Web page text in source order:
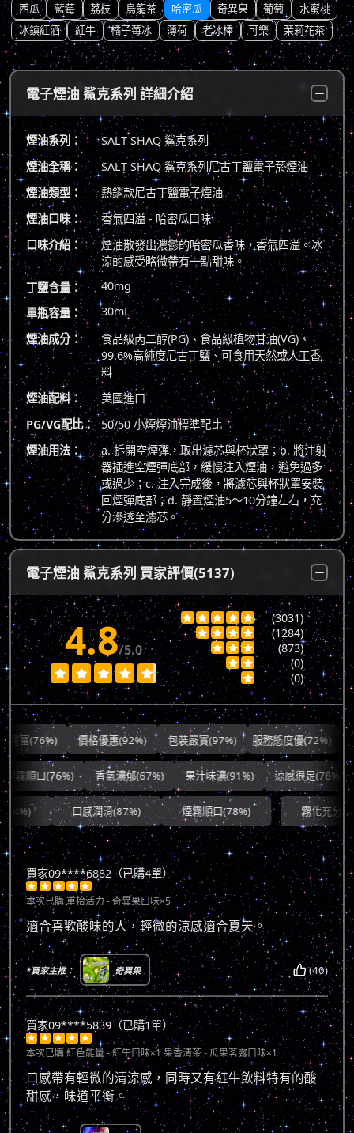
西瓜
藍莓 荔枝 烏龍茶 哈密瓜 奇異果 葡萄
水蜜桃
冰鎮紅酒
紅牛 橘子莓冰 薄荷 老冰棒 可樂 茉莉花茶
電子煙油 鯊克系列 詳細介紹
煙油系列：
SALT SHAQ 鯊克系列
煙油全稱：
SALT SHAQ 鯊克系列尼古丁鹽電子菸煙油
煙油類型：
熱銷款尼古丁鹽電子煙油
煙油口味：
香氣四溢 - 哈密瓜口味
口味介紹：
煙油散發出濃鬱的哈密瓜香味，香氣四溢。冰
涼的感受略微帶有一點甜味。
丁鹽含量：
40mg
單瓶容量：
30mL
煙油成分：
食品級丙二醇(PG)、食品級植物甘油(VG)、
99.6%高純度尼古丁鹽、可食用天然或人工香
料
煙油配料：
美國進口
PG/VG配比：
50/50 小煙煙油標準配比
煙油用法：
a. 拆開空煙彈，取出濾芯與杯狀罩；b. 將注射
器插進空煙彈底部，緩慢注入煙油，避免過多
或過少；c. 注入完成後，將濾芯與杯狀罩安裝
回煙彈底部；d. 靜置煙油5～10分鐘左右，充
分滲透至濾芯。
電子煙油 鯊克系列 買家評價(5137)
4.8/5.0
    
     (3031)
    (1284)
   (873)
  (0)
 (0)
價格優惠(92%) 包裝嚴實(97%) 服務態度優(72%) 出貨快
順口(76%) 香氣濃郁(67%) 果汁味濃(91%) 涼感很足(78%)
口感潤滑(87%) 煙霧順口(78%) 霧化充分(90%)
買家09****6882（已購4單）
    
本次已購重拾活力 - 奇異果口味×5
適合喜歡酸味的人，輕微的涼感適合夏天。
*買家主推： 奇異果 (40)
買家09****5839（已購1單）
    
本次已購紅色能量 - 紅牛口味×1 果香清茶 - 瓜果茗露口味×1
口感帶有輕微的清涼感，同時又有紅牛飲料特有的酸
甜感，味道平衡。